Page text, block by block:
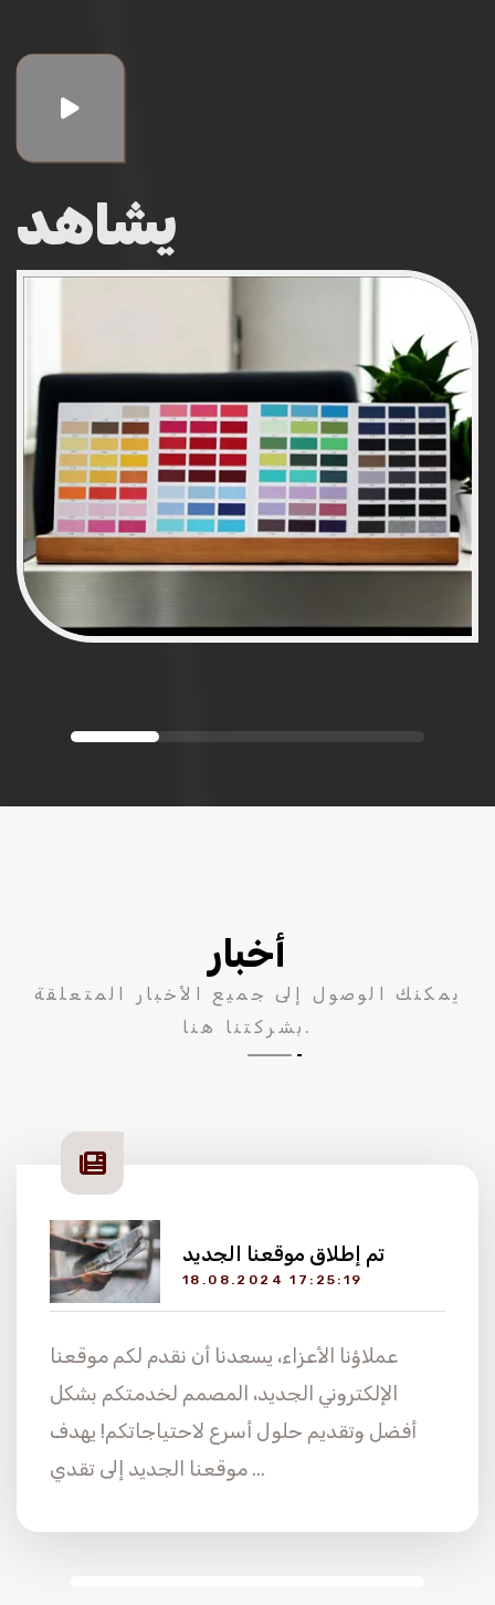
يشاهد
أخبار
يمكنك الوصول إلى جميع الأخبار المتعلقة
بشركتنا هنا.
تم إطلاق موقعنا الجديد
18.08.2024 17:25:19
عملاؤنا الأعزاء، يسعدنا أن نقدم لكم موقعنا
الإلكتروني الجديد، المصمم لخدمتكم بشكل
أفضل وتقديم حلول أسرع لاحتياجاتكم! يهدف
موقعنا الجديد إلى تقدي ...